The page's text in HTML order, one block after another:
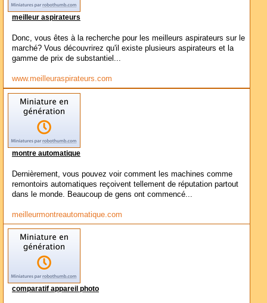
meilleur aspirateurs
Donc, vous êtes à la recherche pour les meilleurs aspirateurs sur le
marché? Vous découvrirez qu'il existe plusieurs aspirateurs et la
gamme de prix de substantiel...
www.meilleuraspirateurs.com
montre automatique
Dernièrement, vous pouvez voir comment les machines comme
remontoirs automatiques reçoivent tellement de réputation partout
dans le monde. Beaucoup de gens ont commencé...
meilleurmontreautomatique.com
comparatif appareil photo